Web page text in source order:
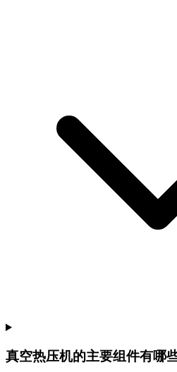
真空热压机的主要组件有哪